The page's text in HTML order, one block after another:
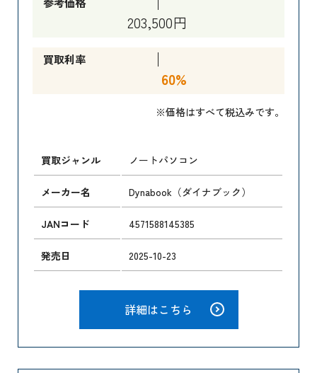
203,500円
買取利率
60%
※価格はすべて税込みです。
買取ジャンル ノートパソコン
メーカー名 Dynabook（ダイナブック）
JANコード 4571588145385
発売日 2025-10-23
詳細はこちら